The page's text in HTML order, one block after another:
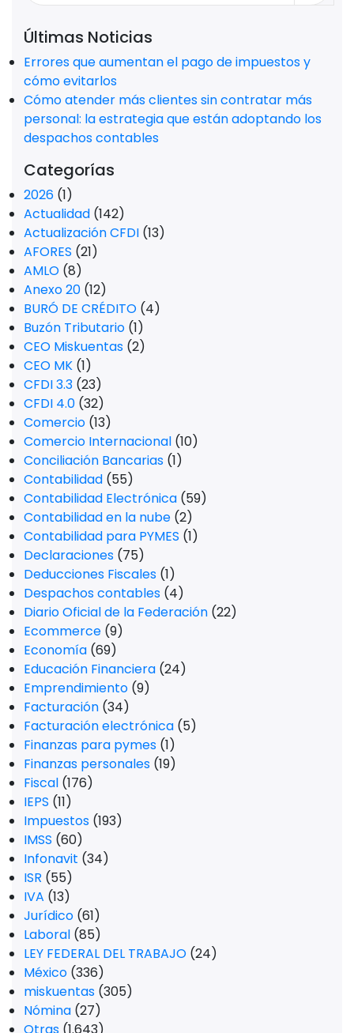
Últimas Noticias
Errores que aumentan el pago de impuestos y
cómo evitarlos
Cómo atender más clientes sin contratar más
personal: la estrategia que están adoptando los
despachos contables
Categorías
2026 (1)
Actualidad (142)
Actualización CFDI (13)
AFORES (21)
AMLO (8)
Anexo 20 (12)
BURÓ DE CRÉDITO (4)
Buzón Tributario (1)
CEO Miskuentas (2)
CEO MK (1)
CFDI 3.3 (23)
CFDI 4.0 (32)
Comercio (13)
Comercio Internacional (10)
Conciliación Bancarias (1)
Contabilidad (55)
Contabilidad Electrónica (59)
Contabilidad en la nube (2)
Contabilidad para PYMES (1)
Declaraciones (75)
Deducciones Fiscales (1)
Despachos contables (4)
Diario Oficial de la Federación (22)
Ecommerce (9)
Economía (69)
Educación Financiera (24)
Emprendimiento (9)
Facturación (34)
Facturación electrónica (5)
Finanzas para pymes (1)
Finanzas personales (19)
Fiscal (176)
IEPS (11)
Impuestos (193)
IMSS (60)
Infonavit (34)
ISR (55)
IVA (13)
Jurídico (61)
Laboral (85)
LEY FEDERAL DEL TRABAJO (24)
México (336)
miskuentas (305)
Nómina (27)